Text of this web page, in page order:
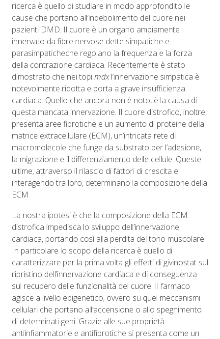
ricerca è quello di studiare in modo approfondito le
cause che portano all’indebolimento del cuore nei
pazienti DMD. Il cuore è un organo ampiamente
innervato da fibre nervose dette simpatiche e
parasimpaticheche regolano la frequenza e la forza
della contrazione cardiaca. Recentemente è stato
dimostrato che nei topimdxl’innervazione simpatica è
notevolmente ridotta e porta a grave insufficienza
cardiaca. Quello che ancora non è noto, è la causa di
questa mancata innervazione. Il cuore distrofico, inoltre,
presenta aree fibrotiche e un aumento di proteine della
matrice extracellulare (ECM), un’intricata rete di
macromolecole che funge da substrato per l’adesione,
la migrazione e il differenziamento delle cellule. Queste
ultime, attraverso il rilascio di fattori di crescita e
interagendo tra loro, determinano la composizione della
ECM.
La nostra ipotesi è che la composizione della ECM
distrofica impedisca lo sviluppo dell’innervazione
cardiaca, portando così alla perdita del tono muscolare.
In particolare lo scopo della ricerca è quello di
caratterizzare per la prima volta gli effetti di givinostat sul
ripristino dell’innervazione cardiaca e di conseguenza
sul recupero delle funzionalità del cuore. Il farmaco
agisce a livello epigenetico, ovvero su quei meccanismi
cellulari che portano all’accensione o allo spegnimento
di determinati geni. Grazie alle sue proprietà
antiinfiammatorie e antifibrotiche si presenta come un